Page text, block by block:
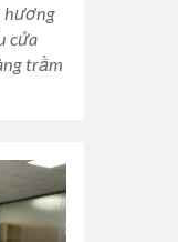
hương
cửa
trầm